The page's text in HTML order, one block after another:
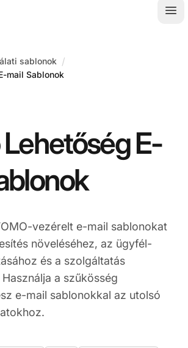
sablonok /
mail Sablonok
E-
vezérelt e-mail sablonokat
növeléséhez, az ügyfél-
és a szolgáltatás
a szűkösség
e-mail sablonokkal az utolsó